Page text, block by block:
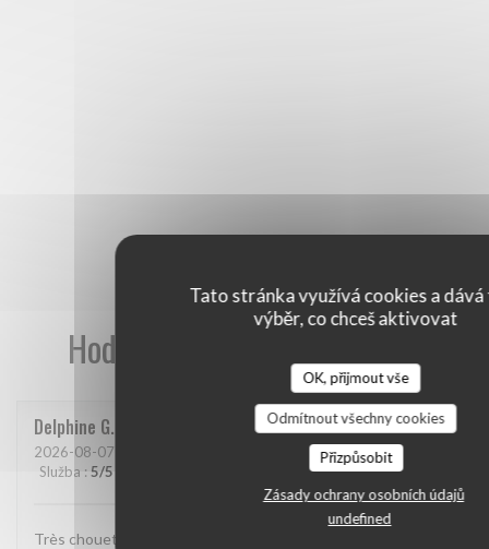
Tato stránka využívá cookies a dává
výběr, co chceš aktivovat
OK, přijmout vše
Odmítnout všechny cookies
Přizpůsobit
Zásady ochrany osobních údajů
undefined
Hodnocení našich zákazníků
Delphine G
2026-08-07
Služba :5/5 /5 Kvalita / Cena
Très chouette formule avec 2 tailles de plats ce qui permet